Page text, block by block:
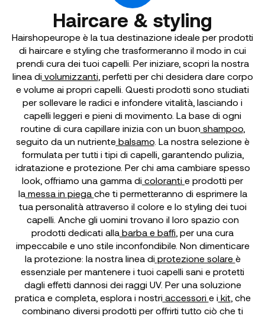
Haircare & styling
Hairshopeurope è la tua destinazione ideale per prodotti
di haircare e styling che trasformeranno il modo in cui
prendi cura dei tuoi capelli. Per iniziare, scopri la nostra
linea di volumizzanti , perfetti per chi desidera dare corpo
e volume ai propri capelli. Questi prodotti sono studiati
per sollevare le radici e infondere vitalità, lasciando i
capelli leggeri e pieni di movimento. La base di ogni
routine di cura capillare inizia con un buon shampoo,
seguito da un nutrientebalsamo. La nostra selezione è
formulata per tutti i tipi di capelli, garantendo pulizia,
idratazione e protezione. Per chi ama cambiare spesso
look, offriamo una gamma di coloranti e prodotti per
lamessa in piega che ti permetteranno di esprimere la
tua personalità attraverso il colore e lo styling dei tuoi
capelli. Anche gli uomini trovano il loro spazio con
prodotti dedicati alla barba e baffi , per una cura
impeccabile e uno stile inconfondibile. Non dimenticare
la protezione: la nostra linea di protezione solare è
essenziale per mantenere i tuoi capelli sani e protetti
dagli effetti dannosi dei raggi UV. Per una soluzione
pratica e completa, esplora i nostri accessori e i kit , che
combinano diversi prodotti per offrirti tutto ciò che ti